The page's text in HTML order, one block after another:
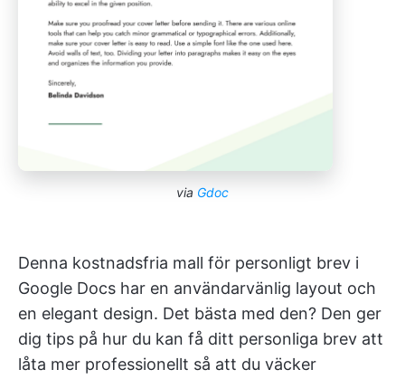
via Gdoc
Denna kostnadsfria mall för personligt brev i
Google Docs har en användarvänlig layout och
en elegant design. Det bästa med den? Den ger
dig tips på hur du kan få ditt personliga brev att
låta mer professionellt så att du väcker